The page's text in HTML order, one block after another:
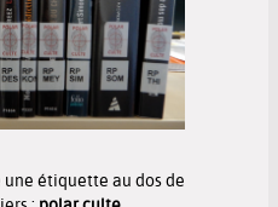
étiquette au dos de
:
polar culte